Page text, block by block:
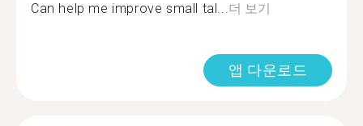
Can help me improve small tal...더 보기
앱 다운로드